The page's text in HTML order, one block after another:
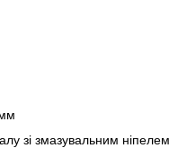
зі змазувальним ніпелем